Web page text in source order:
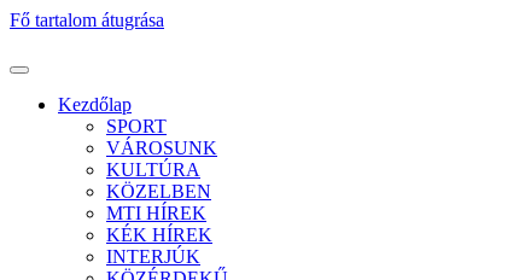
Fő tartalom átugrása
Kezdőlap
SPORT
VÁROSUNK
KULTÚRA
KÖZELBEN
MTI HÍREK
KÉK HÍREK
INTERJÚK